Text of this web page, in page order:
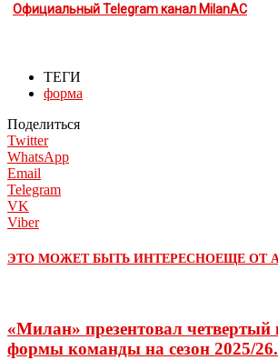
Официальный Telegram канал MilanAC
ТЕГИ
форма
Поделиться
Twitter
WhatsApp
Email
Telegram
VK
Viber
ЭТО МОЖЕТ БЫТЬ ИНТЕРЕСНОЕЩЕ ОТ
«Милан» презентовал четвертый
формы команды на сезон 2025/26.